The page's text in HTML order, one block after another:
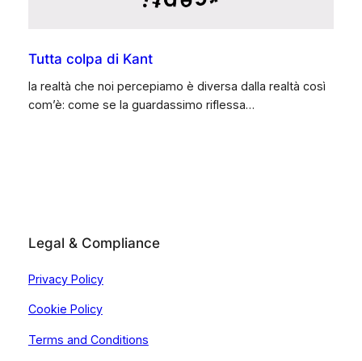
Tutta colpa di Kant
la realtà che noi percepiamo è diversa dalla realtà così
com’è: come se la guardassimo riflessa…
Legal & Compliance
Privacy Policy
Cookie Policy
Terms and Conditions